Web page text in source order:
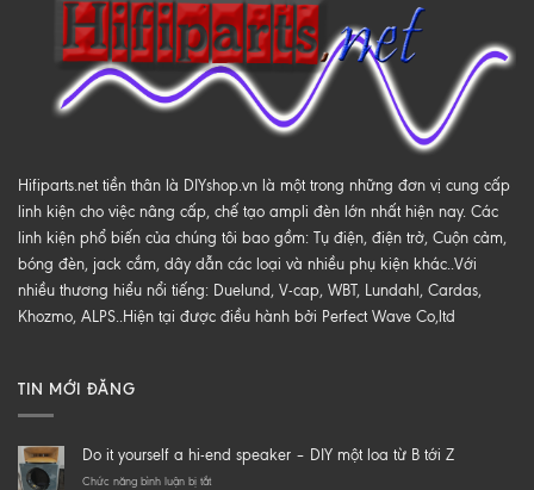
Hifiparts.net tiền thân là DIYshop.vn là một trong những đơn vị cung cấp
linh kiện cho việc nâng cấp, chế tạo ampli đèn lớn nhất hiện nay. Các
linh kiện phổ biến của chúng tôi bao gồm: Tụ điện, điện trở, Cuộn cảm,
bóng đèn, jack cắm, dây dẫn các loại và nhiều phụ kiện khác..Với
nhiều thương hiểu nổi tiếng: Duelund, V-cap, WBT, Lundahl, Cardas,
Khozmo, ALPS..Hiện tại được điều hành bởi Perfect Wave Co,ltd
TIN MỚI ĐĂNG
Do it yourself a hi-end speaker – DIY một loa từ B tới Z
Chức năng bình luận bị tắtở